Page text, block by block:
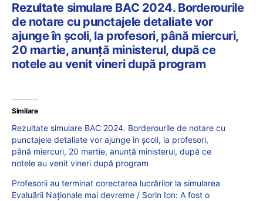
Rezultate simulare BAC 2024. Borderourile
de notare cu punctajele detaliate vor
ajunge în școli, la profesori, până miercuri,
20 martie, anunță ministerul, după ce
notele au venit vineri după program
Similare
Rezultate simulare BAC 2024. Borderourile de notare cu
punctajele detaliate vor ajunge în școli, la profesori,
până miercuri, 20 martie, anunță ministerul, după ce
notele au venit vineri după program
Profesorii au terminat corectarea lucrărilor la simularea
Evaluării Naționale mai devreme / Sorin Ion: A fost o